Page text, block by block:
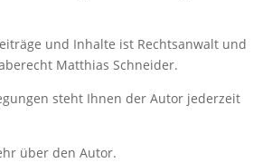
und Inhalte ist Rechtsanwalt und
Matthias Schneider.
steht Ihnen der Autor jederzeit
über den Autor.